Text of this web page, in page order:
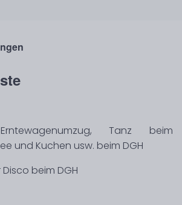
Tanz beim
und Kuchen usw. beim DGH
beim DGH